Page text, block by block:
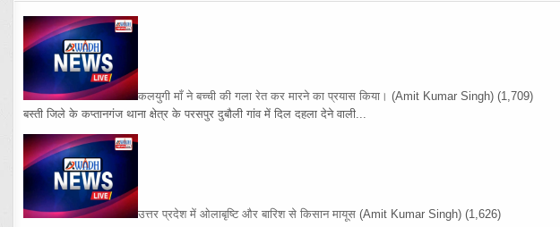
कलयुगी माँ ने बच्ची की गला रेत कर मारने का प्रयास किया। (Amit Kumar Singh) (1,709)
बस्ती जिले के कप्तानगंज थाना क्षेत्र के परसपुर दुबौली गांव में दिल दहला देने वाली...
उत्तर प्रदेश में ओलाबृष्टि और बारिश से किसान मायूस (Amit Kumar Singh) (1,626)